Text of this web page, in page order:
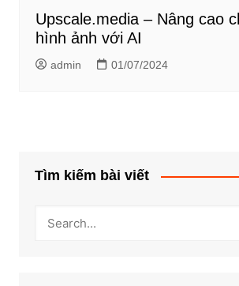
Upscale.media – Nâng cao
hình ảnh với AI
admin 01/07/2024
Tìm kiếm bài viết